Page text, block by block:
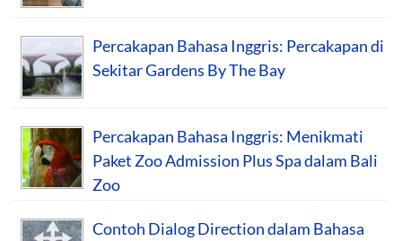
Percakapan Bahasa Inggris: Percakapan di
Sekitar Gardens By The Bay
Percakapan Bahasa Inggris: Menikmati
Paket Zoo Admission Plus Spa dalam Bali
Zoo
Contoh Dialog Direction dalam Bahasa